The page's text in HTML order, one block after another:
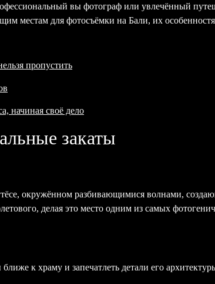
вы фотограф или увлечённый
местам для фотосъёмки на Бали, их
пропустить
начиная своё дело
закаты
окружённом разбивающимися волнами,
делая это место одним из самых
к храму и запечатлеть детали его